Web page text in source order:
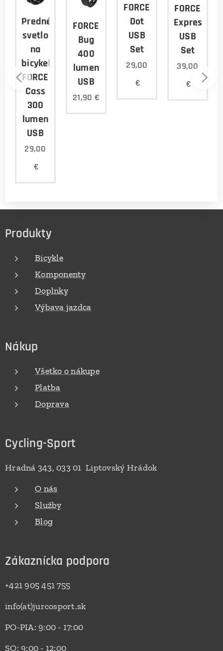
Predné
svetlo
na
bicykel
FORCE
Cass
300
lumen
USB
29,00
€
FORCE
Bug
400
lumen
USB
21,90 €
FORCE
Dot
USB
Set
29,00
€
FORCE
Express
USB
Set
39,00
€
Produkty
Bicykle
Komponenty
Doplnky
Výbava jazdca
Nákup
Všetko o nákupe
Platba
Doprava
Cycling-Sport
Hradná 343, 033 01 Liptovský Hrádok
O nás
Služby
Blog
Zákaznícka podpora
+421 905 451 755
info(at)jurcosport.sk
PO-PIA: 9:00 - 17:00
SO: 9:00 - 12:00